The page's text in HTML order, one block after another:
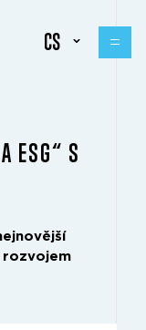
CS
ESG“ S
rozvojem